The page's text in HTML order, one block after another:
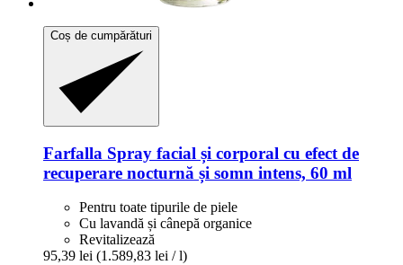
Coș de cumpărături
Farfalla Spray facial și corporal cu efect de
recuperare nocturnă și somn intens, 60 ml
Pentru toate tipurile de piele
Cu lavandă și cânepă organice
Revitalizează
95,39 lei (1.589,83 lei / l)